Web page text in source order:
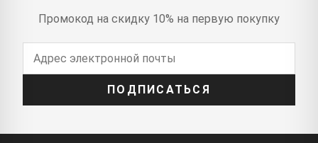
Промокод на скидку 10% на первую покупку
ПОДПИСАТЬСЯ